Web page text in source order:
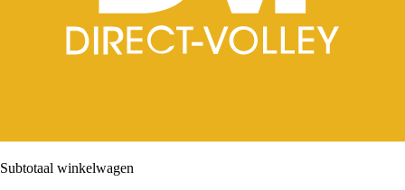
Subtotaal winkelwagen